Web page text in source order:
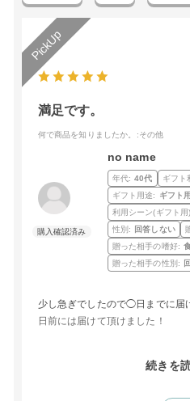
満足です。
何で商品を知りましたか。 :その他
no name
年代: 40代 ギフト
ギフト用途:
ギフト用
利用シーン(ギフト用
性別:
回答しない
贈った相手の嗜好:
贈った相手の性別:
少し急ぎでしたので◯日までに届
日前には届けて頂けました！
で選ぶのも楽しいと喜んで頂けま
続きを